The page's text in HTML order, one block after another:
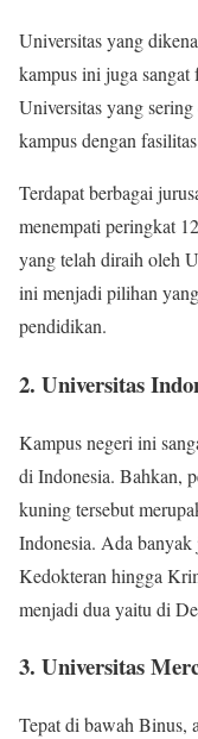
Universitas yang
kampus ini juga
Universitas yang
kampus dengan
Terdapat berbagai
menempati peringkat
yang telah diraih oleh
ini menjadi pilihan
pendidikan.
2. Universitas
Kampus negeri ini
di Indonesia. Bahkan,
kuning tersebut
Indonesia. Ada
Kedokteran hingga
menjadi dua yaitu di
3. Universitas
Tepat di bawah Binus,